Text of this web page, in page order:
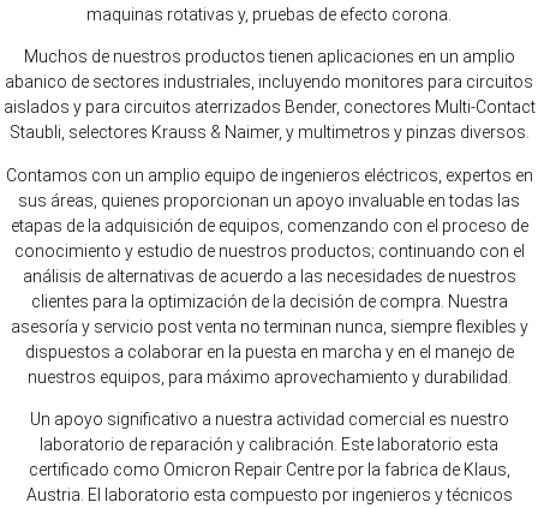
maquinas rotativas y, pruebas de efecto corona.
Muchos de nuestros productos tienen aplicaciones en un amplio
abanico de sectores industriales, incluyendo monitores para circuitos
aislados y para circuitos aterrizados Bender, conectores Multi-Contact
Staubli, selectores Krauss & Naimer, y multimetros y pinzas diversos.
Contamos con un amplio equipo de ingenieros eléctricos, expertos en
sus áreas, quienes proporcionan un apoyo invaluable en todas las
etapas de la adquisición de equipos, comenzando con el proceso de
conocimiento y estudio de nuestros productos; continuando con el
análisis de alternativas de acuerdo a las necesidades de nuestros
clientes para la optimización de la decisión de compra. Nuestra
asesoría y servicio post venta no terminan nunca, siempre flexibles y
dispuestos a colaborar en la puesta en marcha y en el manejo de
nuestros equipos, para máximo aprovechamiento y durabilidad.
Un apoyo significativo a nuestra actividad comercial es nuestro
laboratorio de reparación y calibración. Este laboratorio esta
certificado como Omicron Repair Centre por la fabrica de Klaus,
Austria. El laboratorio esta compuesto por ingenieros y técnicos